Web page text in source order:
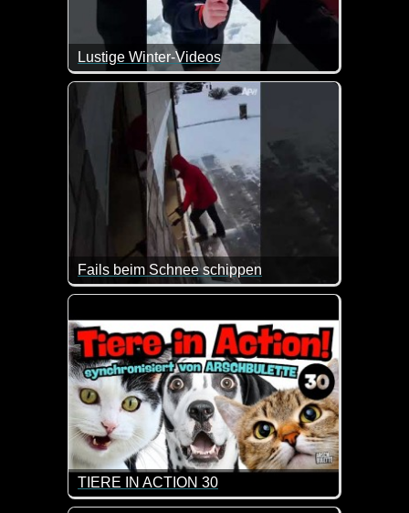
Lustige Winter-Videos
Lauter lustige Szenen, die man so nur im Winter
Fails beim Schnee schippen
Das Video fängt schon lustig an. Da hat man
TIERE IN ACTION 30